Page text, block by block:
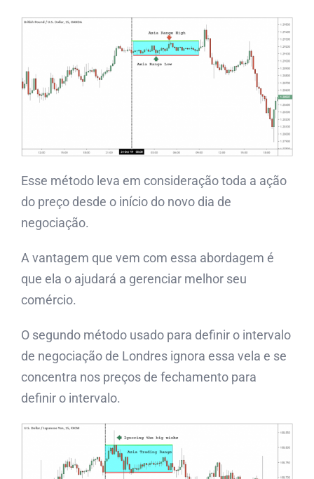
Esse método leva em consideração toda a ação
do preço desde o início do novo dia de
negociação.
A vantagem que vem com essa abordagem é
que ela o ajudará a gerenciar melhor seu
comércio.
O segundo método usado para definir o intervalo
de negociação de Londres ignora essa vela e se
concentra nos preços de fechamento para
definir o intervalo.